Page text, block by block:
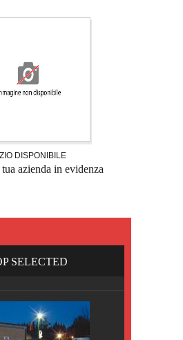
DISPONIBILE
azienda in evidenza
SELECTED